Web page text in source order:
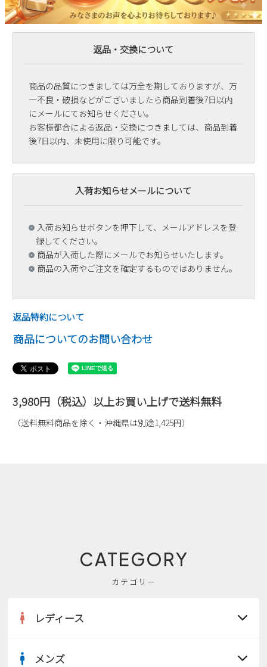
返品・交換について
商品の品質につきましては万全を期しておりますが、万
一不良・破損などがございましたら商品到着後7日以内
にメールにてお知らせください。
お客様都合による返品・交換につきましては、商品到着
後7日以内、未使用に限り可能です。
入荷お知らせメールについて
入荷お知らせボタンを押下して、メールアドレスを登
録してください。
商品が入荷した際にメールでお知らせいたします。
商品の入荷やご注文を確定するものではありません。
返品特約について
商品についてのお問い合わせ
3,980円（税込）以上お買い上げで送料無料
（送料無料商品を除く・沖縄県は別途1,425円）
CATEGORY
カテゴリー
レディース
メンズ